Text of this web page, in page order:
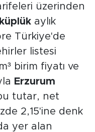
üzerinden
aylık
Türkiye'de
listesi
birim fiyatı ve
Erzurum
tutar, net
2,15'ine denk
yer alan